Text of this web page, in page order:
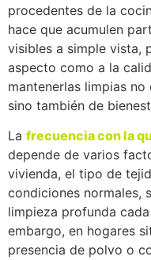
procedentes de la
hace que acumulen
visibles a simple vista,
aspecto como a la
mantenerlas limpias
sino también de
La frecuencia con la
depende de varios
vivienda, el tipo de
condiciones normales,
limpieza profunda
embargo, en hogares
presencia de polvo o